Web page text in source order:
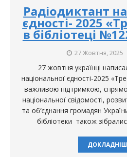
Радіодиктант
єдності- 2025
в бібліотеці
27 Жовтня, 2025
27 жовтня українці
національної єдності-2025
важливою підтримкою,
національної свідомості,
та об’єднання громадян
бібліотеки також